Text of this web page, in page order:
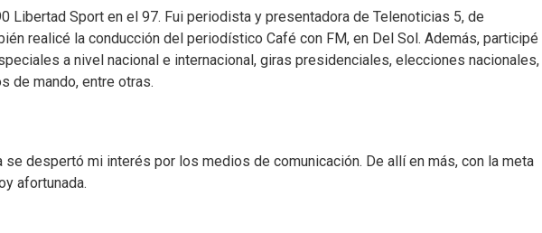
Libertad Sport en el 97. Fui periodista y presentadora de Telenoticias 5, de
realicé la conducción del periodístico Café con FM, en Del Sol. Además, participé
a nivel nacional e internacional, giras presidenciales, elecciones nacionales,
de mando, entre otras.
se despertó mi interés por los medios de comunicación. De allí en más, con la meta
afortunada.